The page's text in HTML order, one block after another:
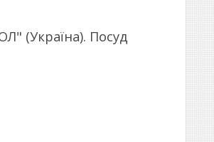
(Україна). Посуд